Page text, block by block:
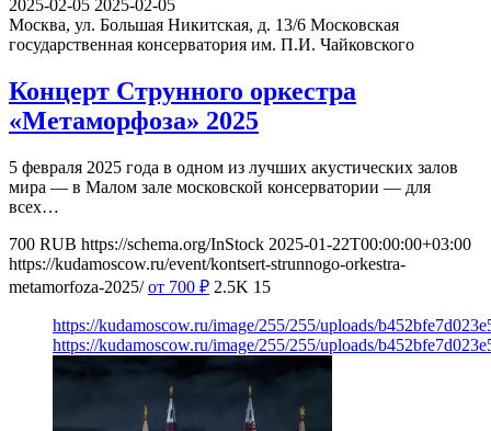
2025-02-05 2025-02-05
Москва, ул. Большая Никитская, д. 13/6 Московская
государственная консерватория им. П.И. Чайковского
Концерт Струнного оркестра
«Метаморфоза» 2025
5 февраля 2025 года в одном из лучших акустических залов
мира — в Малом зале московской консерватории — для
всех…
700 RUB https://schema.org/InStock 2025-01-22T00:00:00+03:00
https://kudamoscow.ru/event/kontsert-strunnogo-orkestra-
metamorfoza-2025/ от 700 ₽ 2.5K 15
https://kudamoscow.ru/image/255/255/uploads/
https://kudamoscow.ru/image/255/255/uploads/